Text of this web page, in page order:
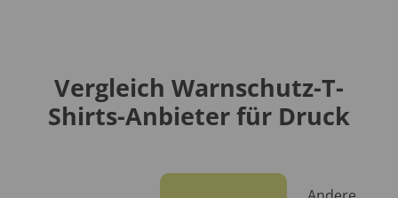
Vergleich Warnschutz-T-
Shirts-Anbieter für Druck